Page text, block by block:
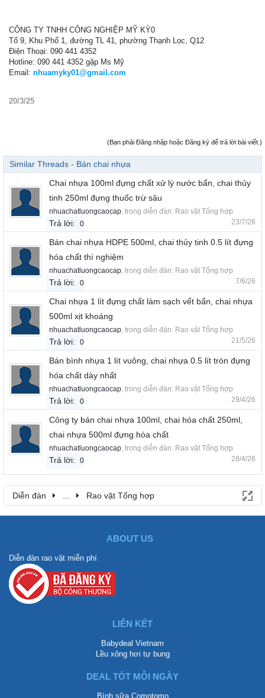
CÔNG TY TNHH CÔNG NGHIỆP MỸ KỲ0
Tổ 9, Khu Phố 1, đường TL 41, phường Thạnh Lọc, Q12
Điện Thoại: 090 441 4352
Hotline: 090 441 4352 gặp Ms Mỹ
Email: nhuamyky01@gmail.com
20/3/25
(Bạn phải Đăng nhập hoặc Đăng ký để trả lời bài viết.)
Similar Threads - Bán chai nhựa
Chai nhựa 100ml đựng chất xử lý nước bẩn, chai thủy
tinh 250ml đựng thuốc trừ sâu
nhuachatluongcaocap, trong diễn đàn: Rao vặt Tổng hợp
Trả lời: 0 23/7/26
Bán chai nhựa HDPE 500ml, chai thủy tinh 0.5 lít đựng
hóa chất thí nghiệm
nhuachatluongcaocap, trong diễn đàn: Rao vặt Tổng hợp
Trả lời: 0 7/6/26
Chai nhựa 1 lít đựng chất làm sạch vết bẩn, chai nhựa
500ml xịt khoáng
nhuachatluongcaocap, trong diễn đàn: Rao vặt Tổng hợp
Trả lời: 0 21/5/26
Bán bình nhựa 1 lít vuông, chai nhựa 0.5 lít tròn đựng
hóa chất dày nhất
nhuachatluongcaocap, trong diễn đàn: Rao vặt Tổng hợp
Trả lời: 0 29/4/26
Công ty bán chai nhựa 100ml, chai hóa chất 250ml,
chai nhựa 500ml đựng hóa chất
nhuachatluongcaocap, trong diễn đàn: Rao vặt Tổng hợp
Trả lời: 0 28/4/26
Diễn đàn Rao vặt Tổng hợp
ABOUT US
Diễn đàn rao vặt miễn phí
LIÊN KẾT
Babydeal Vietnam
Lều xông hơi tự bung
DEAL TỐT MỖI NGÀY
Bình sữa Comotomo